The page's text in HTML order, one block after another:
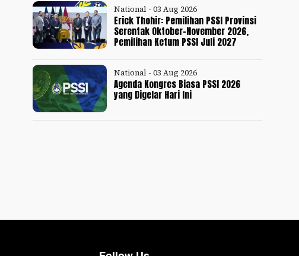
National - 03 Aug 2026
Erick Thohir: Pemilihan PSSI Provinsi
Serentak Oktober-November 2026,
Pemilihan Ketum PSSI Juli 2027
National - 03 Aug 2026
Agenda Kongres Biasa PSSI 2026
yang Digelar Hari Ini